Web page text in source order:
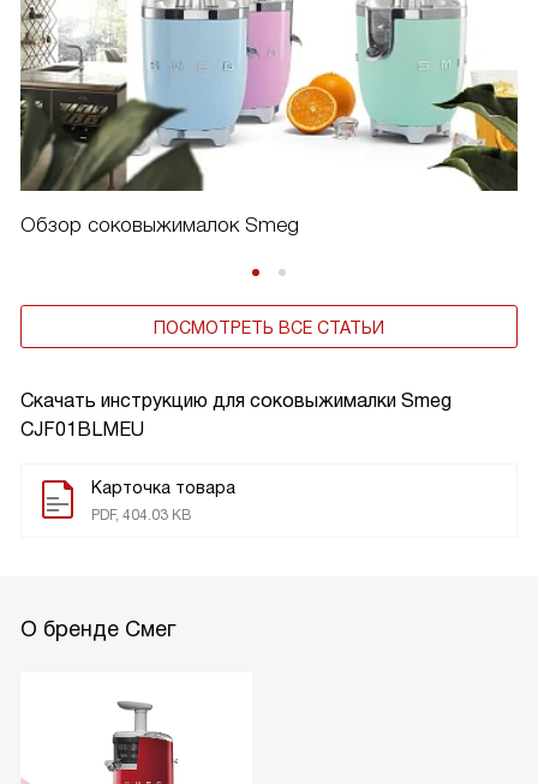
Скачать инструкцию для соковыжималки Smeg
CJF01BLMEU
Карточка товара
PDF, 404.03 KB
Обзор соковыжималок Smeg
ПОСМОТРЕТЬ ВСЕ СТАТЬИ
О бренде Смег